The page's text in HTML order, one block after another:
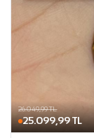
26.049,99 TL
25.099,99 TL